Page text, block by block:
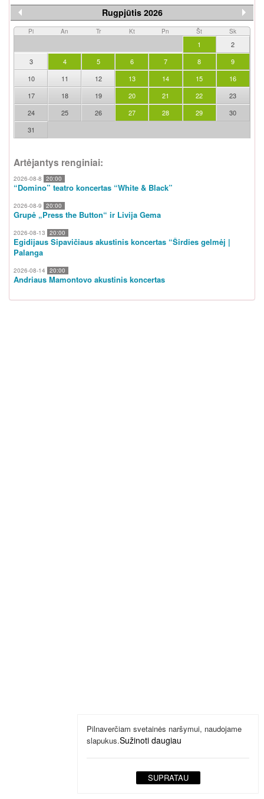
Rugpjūtis 2026
Pi An Tr Kt Pn Št Sk
1
2
3
4 5 6 7 8
9
10
11 12 13 14 15
16
17
18 19 20 21 22
23
24
25 26 27 28 29
30
31
Artėjantys renginiai:
2026-08-8 20:00
“Domino” teatro koncertas “White & Black”
2026-08-9 20:00
Grupė „Press the Button“ ir Livija Gema
2026-08-13 20:00
Egidijaus Sipavičiaus akustinis koncertas “Širdies gelmėj |
Palanga
2026-08-14 20:00
Andriaus Mamontovo akustinis koncertas
Pilnaverčiam svetainės naršymui, naudojame
slapukus.Sužinoti daugiau
SUPRATAU